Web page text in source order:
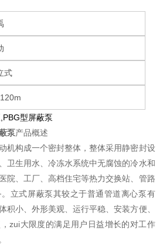
式
型屏蔽泵
泵产品概述
机构成一个密封整体，整体采用静密封设
卫生用水、冷冻水系统中无腐蚀的冷水和
院、工厂、高档住宅等热力交换站、管路
立式屏蔽泵其较之于普通管道离心泵有
积小、外形美观、运行平稳、安装方便、
zui大限度的满足用户日益增长的对工作